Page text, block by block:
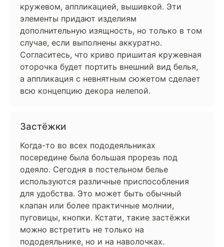
кружевом, аппликацией, вышивкой. Эти
элементы придают изделиям
дополнительную изящность, но только в том
случае, если выполнены аккуратно.
Согласитесь, что криво пришитая кружевная
оторочка будет портить внешний вид белья,
а аппликация с невнятным сюжетом сделает
всю концепцию декора нелепой.
Застёжки
Когда-то во всех пододеяльниках
посередине была большая прорезь под
одеяло. Сегодня в постельном белье
используются различные приспособления
для удобства. Это может быть обычный
клапан или более практичные молнии,
пуговицы, кнопки. Кстати, такие застёжки
можно встретить не только на
пододеяльнике, но и на наволочках.